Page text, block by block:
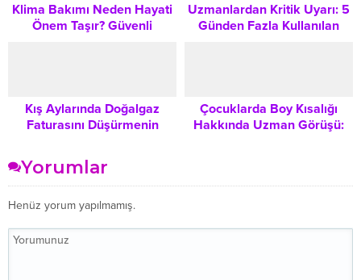
Klima Bakımı Neden Hayati
Önem Taşır? Güvenli
Uzmanlardan Kritik Uyarı: 5
Günden Fazla Kullanılan
Kış Aylarında Doğalgaz
Faturasını Düşürmenin
Tasarrufu Yöntemleri
Çocuklarda Boy Kısalığı
Hakkında Uzman Görüşü:
Yorumlar
Henüz yorum yapılmamış.